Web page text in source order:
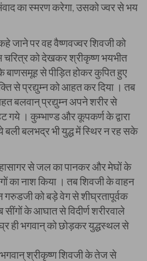
का स्मरण करेगा, उसको ज्वर से भय
जाने पर वह वैष्णवज्वर शिवजी को
को देखकर श्रीकृष्ण भयभीत
बाणसमूह से पीड़ित होकर कुपित हुए
से प्रद्युम्न को आहत कर दिया । तब
बलवान् प्रद्युम्न अपने शरीर से
गये । कुम्भाण्ड और कूपकर्ण के द्वारा
बलभद्र भी युद्ध में स्थिर न रह सके
से जल का पानकर और मेघों के
का नाश किया । तब शिवजी के वाहन
को बड़े वेग से शीघ्रतापूर्वक
सींगों के आघात से विदीर्ण शरीरवाले
ही भगवान् को छोड़कर युद्धस्थल से
भगवान् श्रीकृष्ण शिवजी के तेज से